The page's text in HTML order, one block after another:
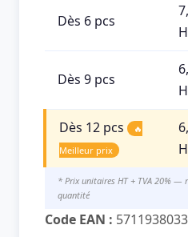
Dès 6 pcs
Dès 9 pcs
Dès 12 pcs
🔥
Meilleur prix
* Prix unitaires HT + TVA 20% —
quantité
Code EAN :